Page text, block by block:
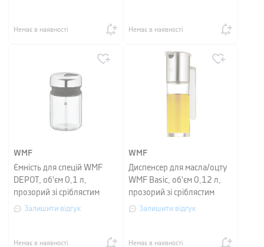
Немає в наявності Немає в наявності
WMF
Ємність для спецій WMF
DEPOT, об'єм 0,1 л,
прозорий зі сріблястим
Залишити відгук
Немає в наявності
WMF
Диспенсер для масла/оцту
WMF Basic, об'єм 0,12 л,
прозорий зі сріблястим
Залишити відгук
Немає в наявності